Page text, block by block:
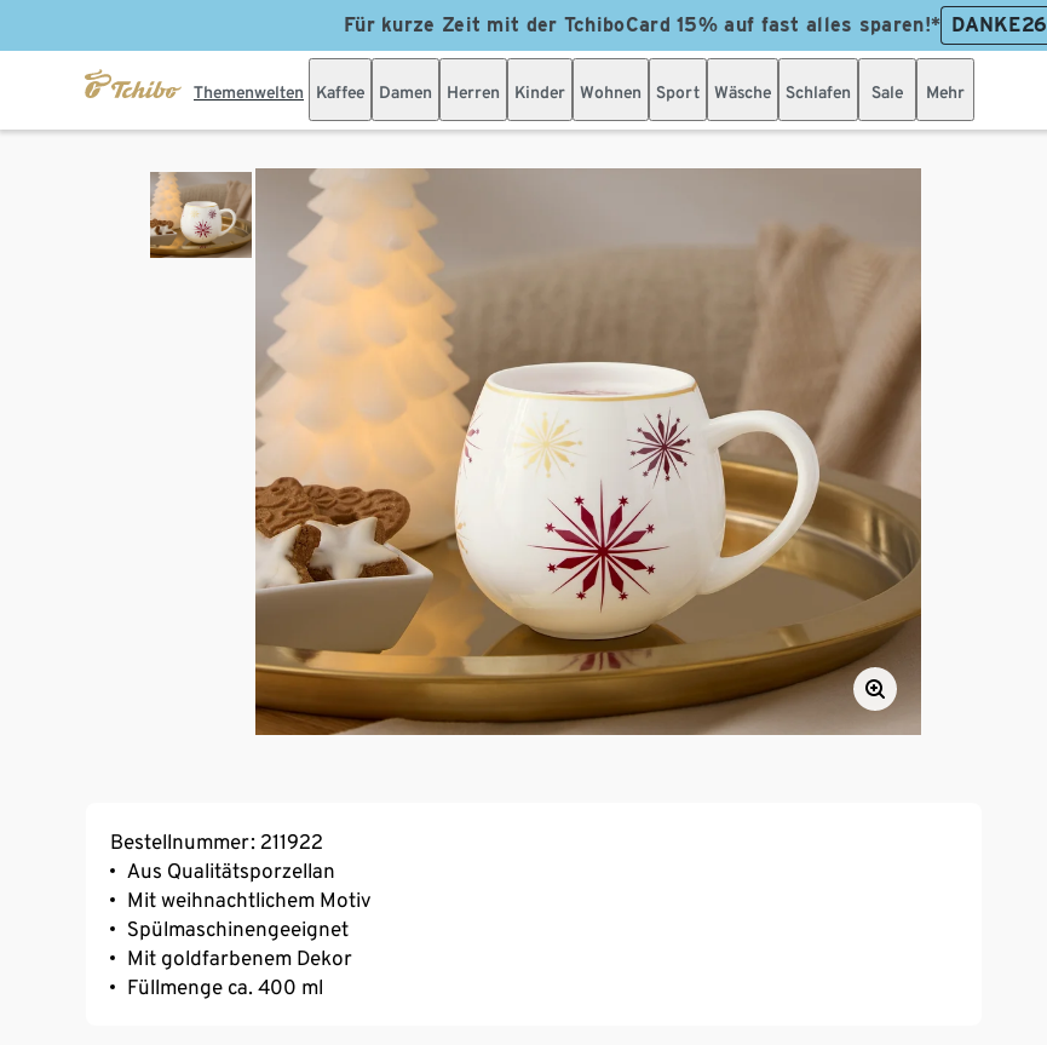
Für kurze Zeit mit der TchiboCard 15% auf fast alles sparen!* DANKE26
Themenwelten Kaffee Damen Herren Kinder Wohnen Sport Wäsche Schlafen Sale Mehr
Bestellnummer: 211922
Aus Qualitätsporzellan
Mit weihnachtlichem Motiv
Spülmaschinengeeignet
Mit goldfarbenem Dekor
Füllmenge ca. 400 ml